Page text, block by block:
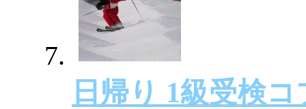
日帰り 1級受検